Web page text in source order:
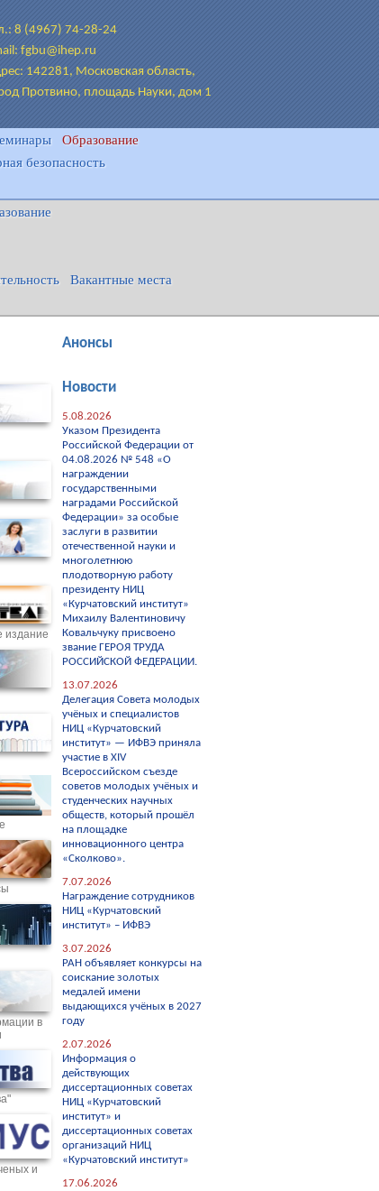
8 (4967) 74-28-24
fgbu@ihep.ru
142281, Московская область,
Протвино, площадь Науки, дом 1
Образование
безопасность
Вакантные места
издание
в
и
Анонсы
Новости
5.08.2026
Указом Президента
Российской Федерации от
04.08.2026 № 548 «О
награждении
государственными
наградами Российской
Федерации» за особые
заслуги в развитии
отечественной науки и
многолетнюю
плодотворную работу
президенту НИЦ
«Курчатовский институт»
Михаилу Валентиновичу
Ковальчуку присвоено
звание ГЕРОЯ ТРУДА
РОССИЙСКОЙ ФЕДЕРАЦИИ.
13.07.2026
Делегация Совета молодых
учёных и специалистов
НИЦ «Курчатовский
институт» — ИФВЭ приняла
участие в XIV
Всероссийском съезде
советов молодых учёных и
студенческих научных
обществ, который прошёл
на площадке
инновационного центра
«Сколково».
7.07.2026
Награждение сотрудников
НИЦ «Курчатовский
институт» – ИФВЭ
3.07.2026
РАН объявляет конкурсы на
соискание золотых
медалей имени
выдающихся учёных в 2027
году
2.07.2026
Информация о
действующих
диссертационных советах
НИЦ «Курчатовский
институт» и
диссертационных советах
организаций НИЦ
«Курчатовский институт»
17.06.2026